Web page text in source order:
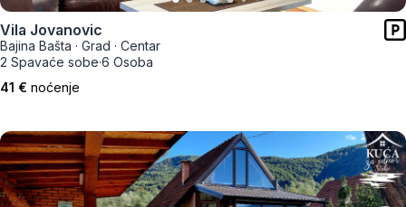
Vila Jovanovic
Bajina Bašta · Grad · Centar
2 Spavaće sobe·6 Osoba
41 € noćenje